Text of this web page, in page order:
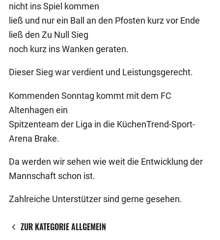
nicht ins Spiel kommen
ließ und nur ein Ball an den Pfosten kurz vor Ende
ließ den Zu Null Sieg
noch kurz ins Wanken geraten.
Dieser Sieg war verdient und Leistungsgerecht.
Kommenden Sonntag kommt mit dem FC
Altenhagen ein
Spitzenteam der Liga in die KüchenTrend-Sport-
Arena Brake.
Da werden wir sehen wie weit die Entwicklung der
Mannschaft schon ist.
Zahlreiche Unterstützer sind gerne gesehen.
ZUR KATEGORIE ALLGEMEIN